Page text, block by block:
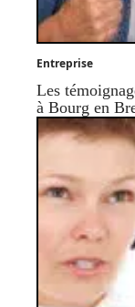
Entreprise
Les
à Bourg en